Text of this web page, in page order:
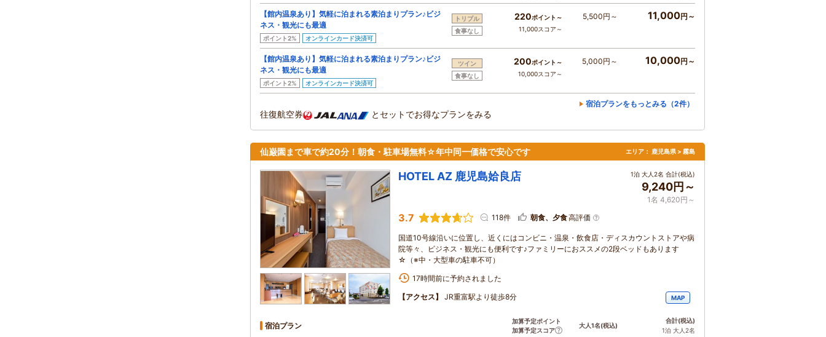
【館内温泉あり】気軽に泊まれる素泊まりプラン♪ビジ
ネス・観光にも最適
ポイント2% オンラインカード決済可
トリプル
食事なし
220ポイント～
11,000スコア～
5,500円～ 11,000円～
【館内温泉あり】気軽に泊まれる素泊まりプラン♪ビジ
ネス・観光にも最適
ポイント2% オンラインカード決済可
ツイン
食事なし
200ポイント～
10,000スコア～
5,000円～ 10,000円～
宿泊プランをもっとみる（2件）
往復航空券 とセットでお得なプランをみる
仙巌園まで車で約20分！朝食・駐車場無料☆年中同一価格で安心です エリア： 鹿児島県 > 霧島
HOTEL AZ 鹿児島姶良店 1泊 大人2名 合計(税込)
9,240円～
1名 4,620円～
3.7 118件 朝食、夕食高評価
国道10号線沿いに位置し、近くにはコンビニ・温泉・飲食店・ディスカウントストアや病
院等々、ビジネス・観光にも便利です♪ファミリーにおススメの2段ベッドもあります
☆（※中・大型車の駐車不可）
17時間前に予約されました
【アクセス】
JR重富駅より徒歩8分 MAP
宿泊プラン
加算予定ポイント
加算予定スコア
大人1名(税込)
合計(税込)
1泊 大人2名